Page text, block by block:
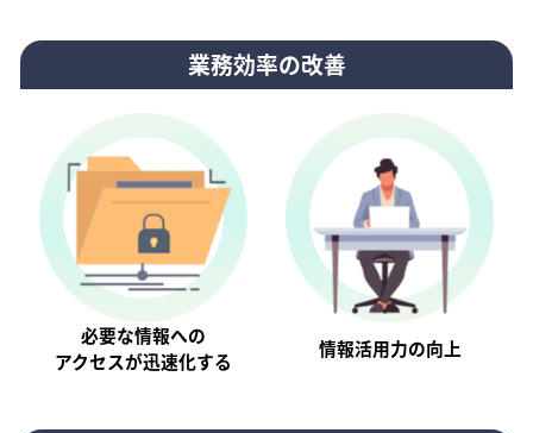
業務効率の改善
必要な情報への
アクセスが迅速化する
情報活⽤⼒の向上